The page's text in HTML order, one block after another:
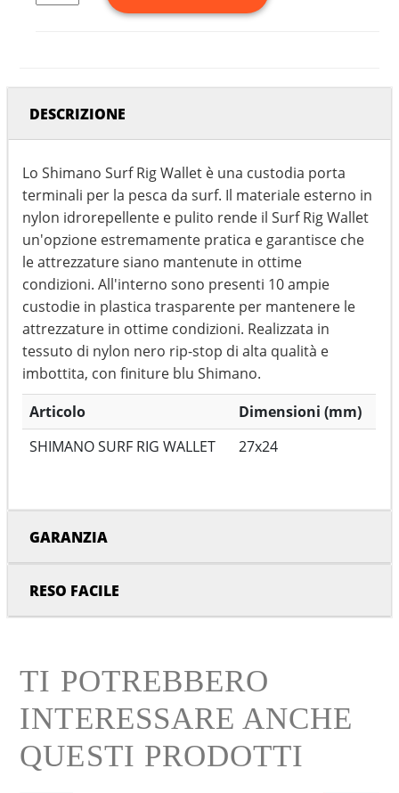
DESCRIZIONE
Lo Shimano Surf Rig Wallet è una custodia porta
terminali per la pesca da surf. Il materiale esterno in
nylon idrorepellente e pulito rende il Surf Rig Wallet
un'opzione estremamente pratica e garantisce che
le attrezzature siano mantenute in ottime
condizioni. All'interno sono presenti 10 ampie
custodie in plastica trasparente per mantenere le
attrezzature in ottime condizioni. Realizzata in
tessuto di nylon nero rip-stop di alta qualità e
imbottita, con finiture blu Shimano.
Articolo
Dimensioni (mm)
SHIMANO SURF RIG WALLET
27x24
GARANZIA
RESO FACILE
TI POTREBBERO
INTERESSARE ANCHE
QUESTI PRODOTTI